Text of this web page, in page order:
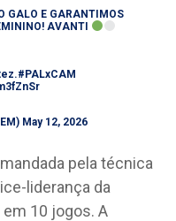
GALO E GARANTIMOS
AVANTI
#PALxCAM
May 12, 2026
pela técnica
liderança da
10 jogos. A